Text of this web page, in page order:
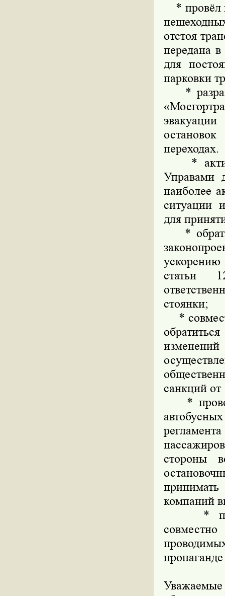
* провёл
отстоя
передана
для
парковки
*
переходах.
*
Управами
наиболее
ситуации
для
*
статьи
стоянки;
*
санкций от
*
стороны
компаний
*